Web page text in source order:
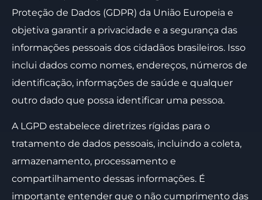
Proteção de Dados (GDPR) da União Europeia e
objetiva garantir a privacidade e a segurança das
informações pessoais dos cidadãos brasileiros. Isso
inclui dados como nomes, endereços, números de
identificação, informações de saúde e qualquer
outro dado que possa identificar uma pessoa.
A LGPD estabelece diretrizes rígidas para o
tratamento de dados pessoais, incluindo a coleta,
armazenamento, processamento e
compartilhamento dessas informações. É
importante entender que o não cumprimento das